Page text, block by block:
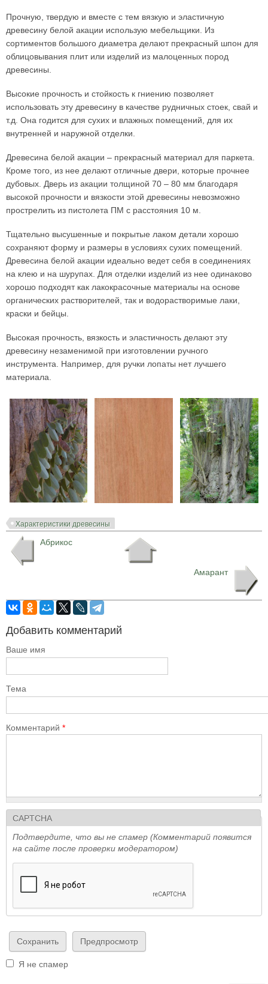
Прочную, твердую и вместе с тем вязкую и эластичную
древесину белой акации использую мебельщики. Из
сортиментов большого диаметра делают прекрасный шпон для
облицовывания плит или изделий из малоценных пород
древесины.
Высокие прочность и стойкость к гниению позволяет
использовать эту древесину в качестве рудничных стоек, свай и
т.д. Она годится для сухих и влажных помещений, для их
внутренней и наружной отделки.
Древесина белой акации – прекрасный материал для паркета.
Кроме того, из нее делают отличные двери, которые прочнее
дубовых. Дверь из акации толщиной 70 – 80 мм благодаря
высокой прочности и вязкости этой древесины невозможно
прострелить из пистолета ПМ с расстояния 10 м.
Тщательно высушенные и покрытые лаком детали хорошо
сохраняют форму и размеры в условиях сухих помещений.
Древесина белой акации идеально ведет себя в соединениях
на клею и на шурупах. Для отделки изделий из нее одинаково
хорошо подходят как лакокрасочные материалы на основе
органических растворителей, так и водорастворимые лаки,
краски и бейцы.
Высокая прочность, вязкость и эластичность делают эту
древесину незаменимой при изготовлении ручного
инструмента. Например, для ручки лопаты нет лучшего
материала.
Характеристики древесины
Абрикос
Амарант
Добавить комментарий
Ваше имя
Тема
Комментарий *
CAPTCHA
Подтвердите, что вы не спамер (Комментарий появится
на сайте после проверки модератором)
Я не спамер